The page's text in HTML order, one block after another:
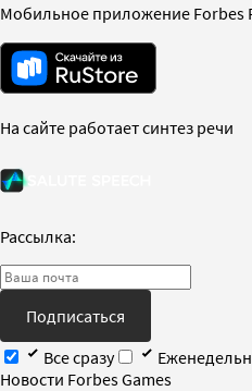
Мобильное приложение Forbes
На сайте работает синтез речи
Рассылка:
Подписаться
Все сразу
Новости Forbes Games